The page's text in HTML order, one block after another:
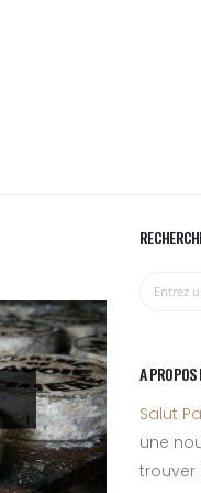
A PROPOS
Salut
une
trouver